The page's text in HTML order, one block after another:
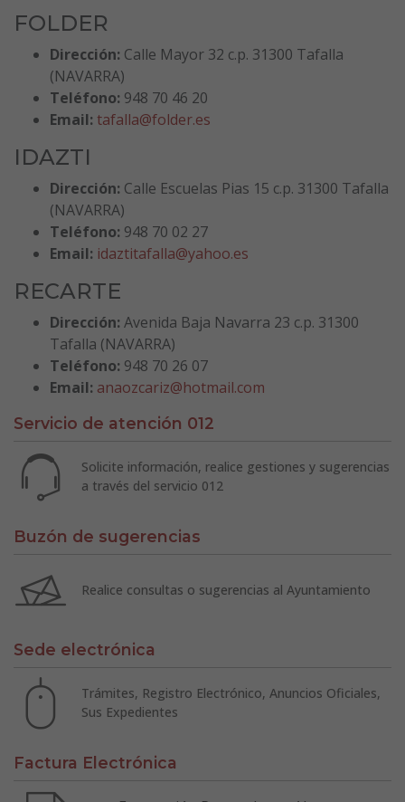
FOLDER
Dirección: Calle Mayor 32 c.p. 31300 Tafalla
(NAVARRA)
Teléfono: 948 70 46 20
Email: tafalla@folder.es
IDAZTI
Dirección: Calle Escuelas Pias 15 c.p. 31300 Tafalla
(NAVARRA)
Teléfono: 948 70 02 27
Email: idaztitafalla@yahoo.es
RECARTE
Dirección: Avenida Baja Navarra 23 c.p. 31300
Tafalla (NAVARRA)
Teléfono: 948 70 26 07
Email: anaozcariz@hotmail.com
Servicio de atención 012
Solicite información, realice gestiones y sugerencias
a través del servicio 012
Buzón de sugerencias
Realice consultas o sugerencias al Ayuntamiento
Sede electrónica
Trámites, Registro Electrónico, Anuncios Oficiales,
Sus Expedientes
Factura Electrónica